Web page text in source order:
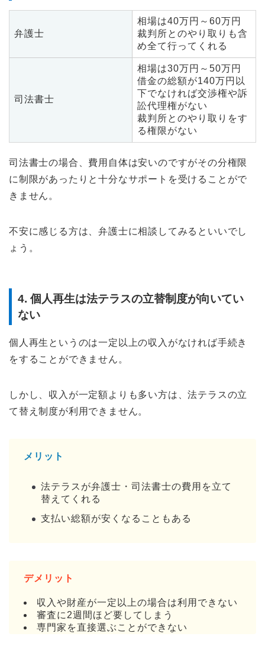
弁護士
相場は40万円～60万円
裁判所とのやり取りも含
め全て行ってくれる
司法書士
相場は30万円～50万円
借金の総額が140万円以
下でなければ交渉権や訴
訟代理権がない
裁判所とのやり取りをす
る権限がない
司法書士の場合、費用自体は安いのですがその分権限
に制限があったりと十分なサポートを受けることがで
きません。
不安に感じる方は、弁護士に相談してみるといいでし
ょう。
4. 個人再生は法テラスの立替制度が向いてい
ない
個人再生というのは一定以上の収入がなければ手続き
をすることができません。
しかし、収入が一定額よりも多い方は、法テラスの立
て替え制度が利用できません。
メリット
法テラスが弁護士・司法書士の費用を立て
替えてくれる
支払い総額が安くなることもある
デメリット
収入や財産が一定以上の場合は利用できない
審査に2週間ほど要してしまう
専門家を直接選ぶことができない